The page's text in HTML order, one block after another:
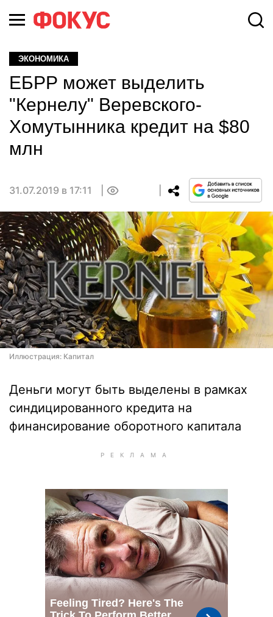
ЭКОНОМИКА
ЕБРР может выделить
"Кернелу" Веревского-
Хомутынника кредит на $80
млн
31.07.2019 в 17:11
Иллюстрация: Капитал
Деньги могут быть выделены в рамках
синдицированного кредита на
финансирование оборотного капитала